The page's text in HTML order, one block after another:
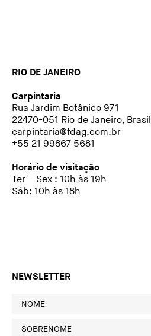
RIO DE JANEIRO
Carpintaria
Rua Jardim Botânico 971
22470-051 Rio de Janeiro, Brasil
carpintaria@fdag.com.br
+55 21 99867 5681
Horário de visitação
Ter – Sex : 10h às 19h
Sáb: 10h às 18h
NEWSLETTER